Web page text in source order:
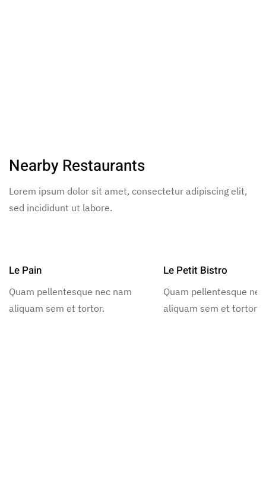
Nearby Restaurants
Lorem ipsum dolor sit amet, consectetur adipiscing elit,
sed incididunt ut labore.
Le Pain
Quam pellentesque nec nam
aliquam sem et tortor.
Le Petit Bistro
Quam pellentesque
aliquam sem et tortor.